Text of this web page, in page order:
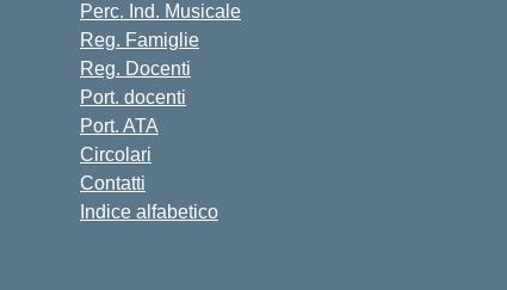
Perc. Ind. Musicale
Reg. Famiglie
Reg. Docenti
Port. docenti
Port. ATA
Circolari
Contatti
Indice alfabetico